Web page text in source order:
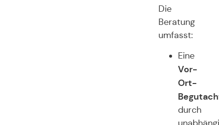
Die
Beratung
umfasst:
Eine
Vor-
Ort-
durch